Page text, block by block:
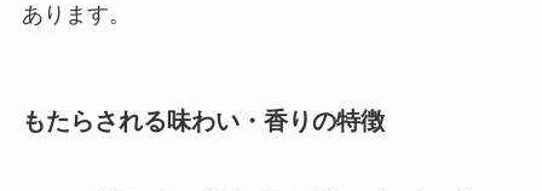
あります。
もたらされる味わい・香りの特徴